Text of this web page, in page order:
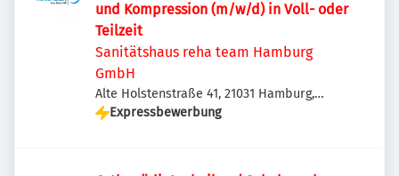
und Kompression (m/w/d) in Voll- oder
Teilzeit
Sanitätshaus reha team Hamburg
GmbH
Alte Holstenstraße 41, 21031 Hamburg,
Deutschland
Expressbewerbung